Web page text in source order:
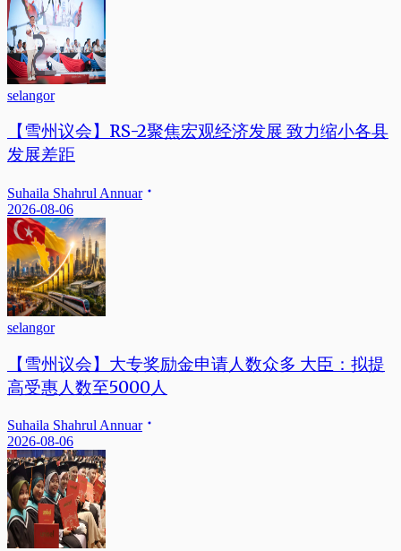
selangor
【雪州议会】RS-2聚焦宏观经济发展 致力缩小各县
发展差距
Suhaila Shahrul Annuar
2026-08-06
selangor
【雪州议会】大专奖励金申请人数众多 大臣：拟提
高受惠人数至5000人
Suhaila Shahrul Annuar
2026-08-06